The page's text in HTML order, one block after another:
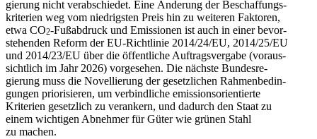
gierung nicht verab­schiedet. Eine Änderung der Beschaf­fungs­
kri­terien weg vom niedrigsten Preis hin zu weiteren Faktoren,
etwa CO2-Fußab­druck und Emissionen ist auch in einer bevor­
ste­henden Reform der EU-Richt­linie 2014/​24/​EU, 2014/​25/​EU
und 2014/​23/​EU über die öffent­liche Auftrags­vergabe (voraus­
sichtlich im Jahr 2026) vorge­sehen. Die nächste Bundes­re­
gierung muss die Novel­lierung der gesetz­lichen Rahmen­be­din­
gungen priori­sieren, um verbind­liche emissi­ons­ori­en­tierte
Kriterien gesetzlich zu verankern, und dadurch den Staat zu
einem wichtigen Abnehmer für Güter wie grünen Stahl
zu machen.